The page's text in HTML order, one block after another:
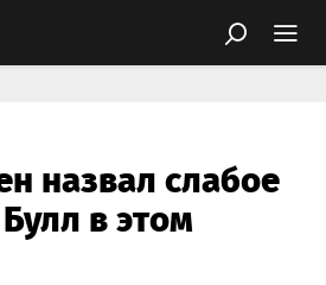
назвал слабое
в этом